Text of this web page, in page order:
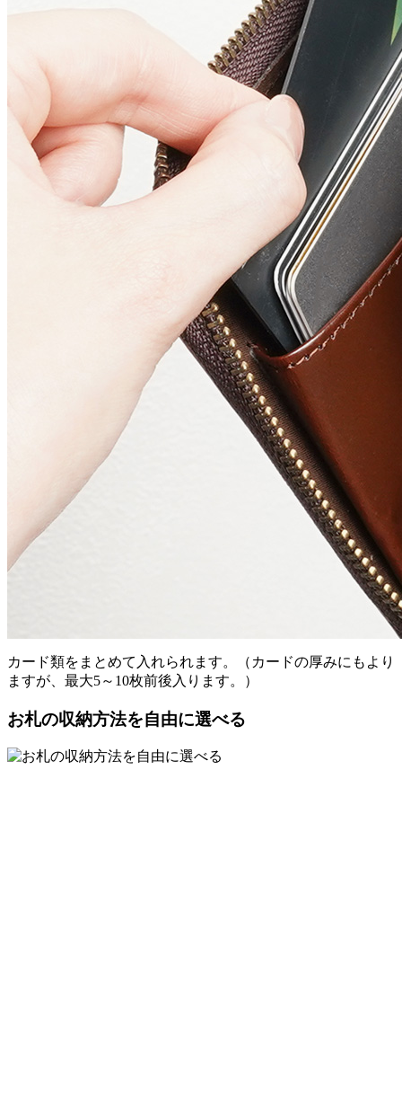
カード類をまとめて入れられます。（カードの厚みにもより
ますが、最大5～10枚前後入ります。）
お札の収納方法を自由に選べる